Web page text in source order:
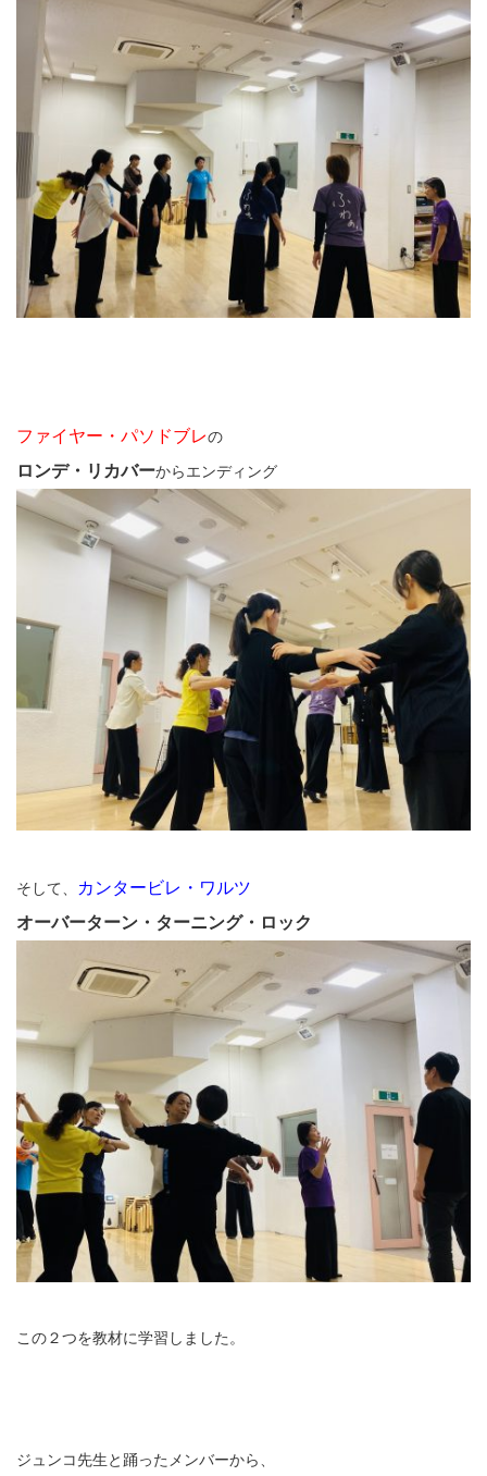
ファイヤー・パソドブレの
ロンデ・リカバーからエンディング
そして、
カンタービレ・ワルツ
オーバーターン・ターニング・ロック
この２つを教材に学習しました。
ジュンコ先生と踊ったメンバーから、